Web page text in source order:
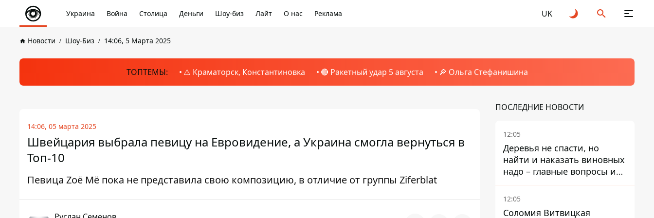
Украина Война Столица Деньги Шоу-биз Лайт О нас Реклама UK
Новости Шоу-Биз 14:06, 5 Марта 2025
ТОПТЕМЫ: ⚠️ Краматорск, Константиновка 🔴 Ракетный удар 5 августа 🔎 Ольга Стефанишина
14:06, 05 марта 2025
Швейцария выбрала певицу на Евровидение, а Украина смогла вернуться в
Топ-10
Певица Zoë Më пока не представила свою композицию, в отличие от группы Ziferblat
ПОСЛЕДНИЕ НОВОСТИ
12:05
Деревья не спасти, но
найти и наказать виновных
надо – главные вопросы и
выводы из конфликта на
Теремках
12:05
Соломия Витвицкая